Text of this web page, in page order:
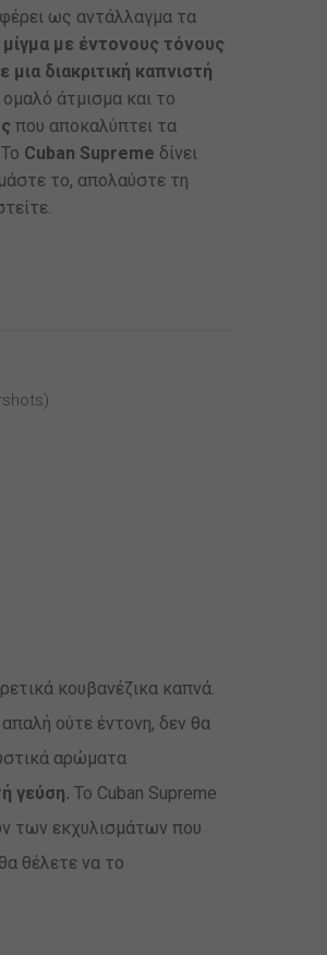
ως αντάλλαγμα τα
μίγμα με έντονους τόνους
διακριτική καπνιστή
ομαλό άτμισμα και το
που αποκαλύπτει τα
Cuban Supreme δίνει
το, απολαύστε τη
κουβανέζικα καπνά.
ούτε έντονη, δεν θα
αρώματα
γεύση. Το Cuban Supreme
των εκχυλισμάτων που
θέλετε να το